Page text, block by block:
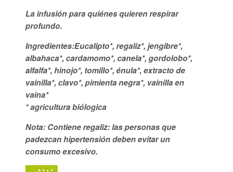
La infusión para quiénes quieren respirar
profundo.
Ingredientes:Eucalipto*, regaliz*, jengibre*,
albahaca*, cardamomo*, canela*, gordolobo*,
alfalfa*, hinojo*, tomillo*, énula*, extracto de
vainilla*, clavo*, pimienta negra*, vainilla en
vaina*
* agricultura biólogica
Nota: Contiene regaliz: las personas que
padezcan hipertensión deben evitar un
consumo excesivo.